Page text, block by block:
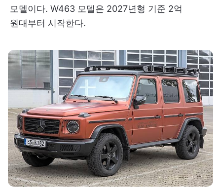
모델이다. W463 모델은 2027년형 기준 2억
원대부터 시작한다.